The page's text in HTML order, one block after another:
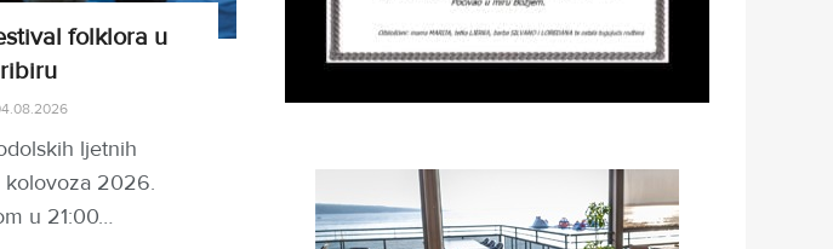
folklora u
ljetnih
kolovoza 2026.
u 21:00…